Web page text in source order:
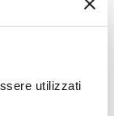
utilizzati